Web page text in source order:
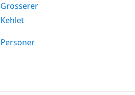
Grosserer
Kehlet
Personer